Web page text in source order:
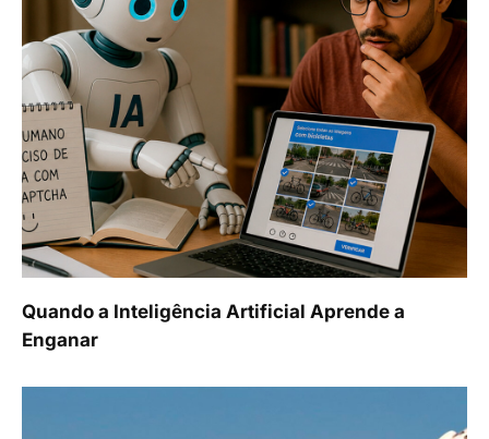
Quando a Inteligência Artificial Aprende a
Enganar